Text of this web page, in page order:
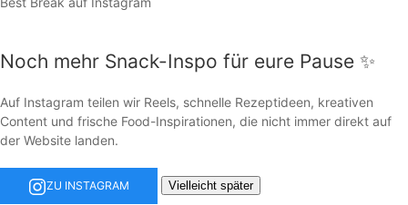
Noch mehr Snack-Inspo für eure Pause ✨
Auf Instagram teilen wir Reels, schnelle Rezeptideen, kreativen
Content und frische Food-Inspirationen, die nicht immer direkt auf
der Website landen.
ZU INSTAGRAM Vielleicht später